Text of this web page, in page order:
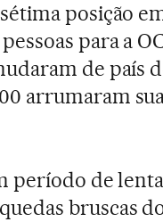
posição
para a
de país
arrumaram
período de
bruscas